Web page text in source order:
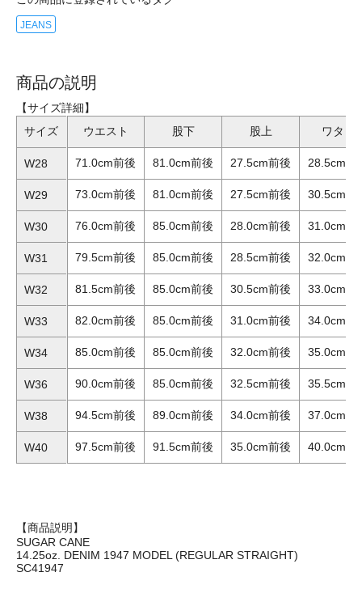
JEANS
商品の説明
【サイズ詳細】
サイズ
ウエスト 股下 股上 ワタリ
W28 71.0cm前後 81.0cm前後 27.5cm前後 28.5cm前
W29 73.0cm前後 81.0cm前後 27.5cm前後 30.5cm前
W30 76.0cm前後 85.0cm前後 28.0cm前後 31.0cm前
W31 79.5cm前後 85.0cm前後 28.5cm前後 32.0cm前
W32 81.5cm前後 85.0cm前後 30.5cm前後 33.0cm前
W33 82.0cm前後 85.0cm前後 31.0cm前後 34.0cm前
W34 85.0cm前後 85.0cm前後 32.0cm前後 35.0cm前
W36 90.0cm前後 85.0cm前後 32.5cm前後 35.5cm前
W38 94.5cm前後 89.0cm前後 34.0cm前後 37.0cm前
W40 97.5cm前後 91.5cm前後 35.0cm前後 40.0cm前
【商品説明】
SUGAR CANE
14.25oz. DENIM 1947 MODEL (REGULAR STRAIGHT)
SC41947